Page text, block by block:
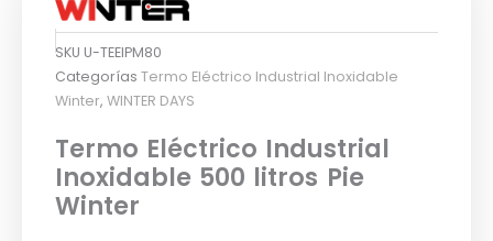
SKU U-TEEIPM80
Categorías Termo Eléctrico Industrial Inoxidable
Winter, WINTER DAYS
Termo Eléctrico Industrial
Inoxidable 500 litros Pie
Winter